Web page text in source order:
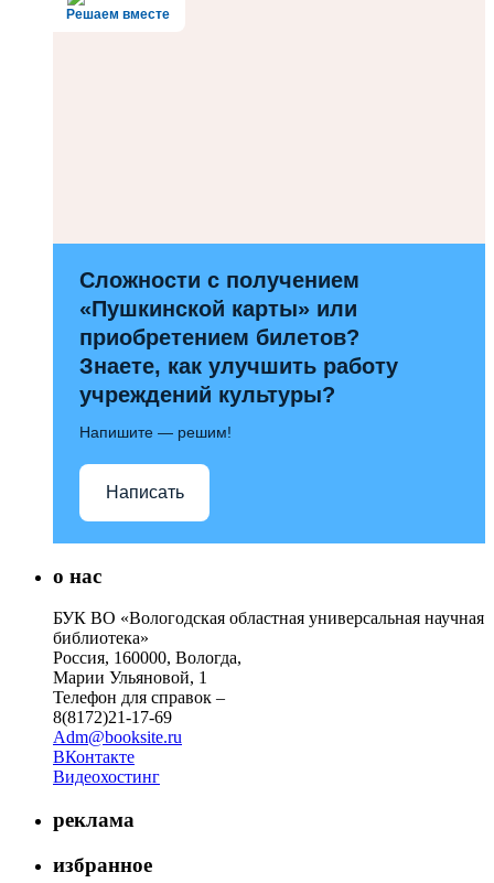
Решаем вместе
Сложности с получением
«Пушкинской карты» или
приобретением билетов?
Знаете, как улучшить работу
учреждений культуры?
Напишите — решим!
Написать
о нас
БУК ВО «Вологодская областная универсальная научная
библиотека»
Россия, 160000, Вологда,
Марии Ульяновой, 1
Телефон для справок –
8(8172)21-17-69
Adm@booksite.ru
ВКонтакте
Видеохостинг
реклама
избранное